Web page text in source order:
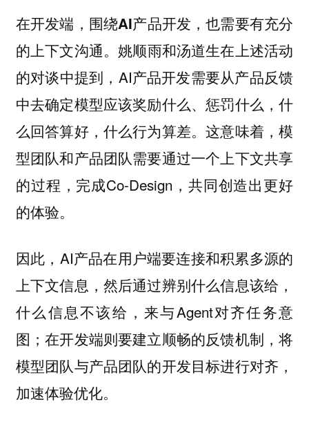
在开发端，围绕AI产品开发，也需要有充分
的上下文沟通。姚顺雨和汤道生在上述活动
的对谈中提到，AI产品开发需要从产品反馈
中去确定模型应该奖励什么、惩罚什么，什
么回答算好，什么行为算差。这意味着，模
型团队和产品团队需要通过一个上下文共享
的过程，完成Co-Design，共同创造出更好
的体验。
因此，AI产品在用户端要连接和积累多源的
上下文信息，然后通过辨别什么信息该给，
什么信息不该给，来与Agent对齐任务意
图；在开发端则要建立顺畅的反馈机制，将
模型团队与产品团队的开发目标进行对齐，
加速体验优化。